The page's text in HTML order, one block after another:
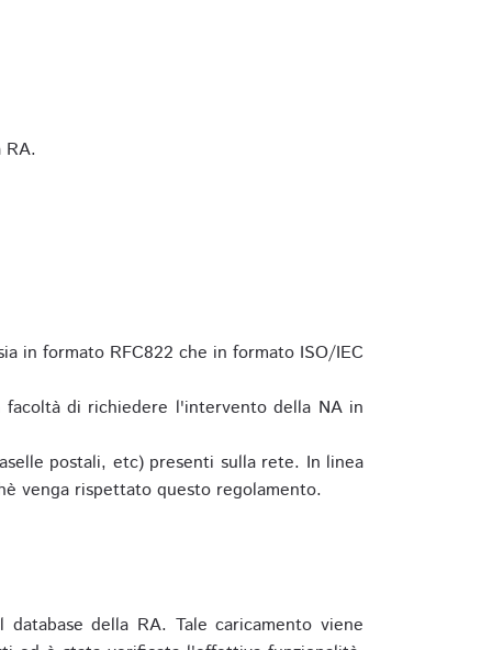
in formato RFC822 che in formato ISO/IEC
di richiedere l'intervento della NA in
postali, etc) presenti sulla rete. In linea
venga rispettato questo regolamento.
della RA. Tale caricamento viene